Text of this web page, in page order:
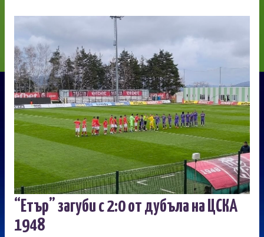
“Етър” загуби с 2:0 от дубъла на ЦСКА
1948